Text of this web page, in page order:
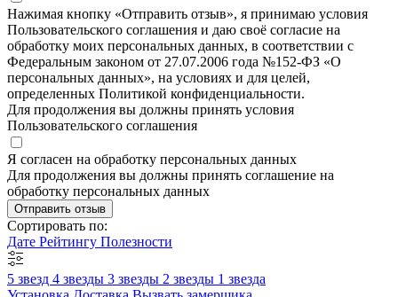
Нажимая кнопку «Отправить отзыв», я принимаю условия
Пользовательского соглашения и даю своё согласие на
обработку моих персональных данных, в соответствии с
Федеральным законом от 27.07.2006 года №152-ФЗ «О
персональных данных», на условиях и для целей,
определенных Политикой конфиденциальности.
Для продолжения вы должны принять условия
Пользовательского соглашения
Я согласен на обработку персональных данных
Для продолжения вы должны принять соглашение на
обработку персональных данных
Отправить отзыв
Сортировать по:
Дате Рейтингу Полезности
5 звезд 4 звезды 3 звезды 2 звезды 1 звезда